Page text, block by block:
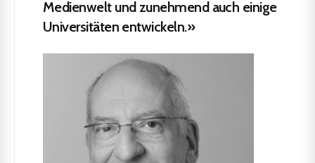
Medienwelt und zunehmend auch einige
Universitäten entwickeln.»